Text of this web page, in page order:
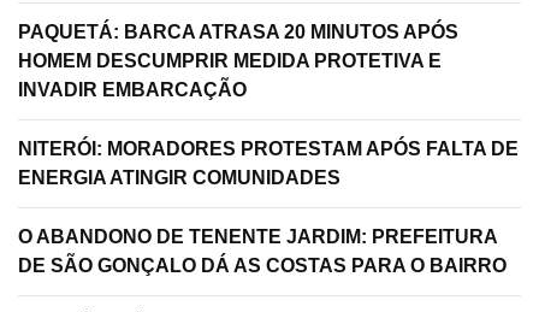
PAQUETÁ: BARCA ATRASA 20 MINUTOS APÓS
HOMEM DESCUMPRIR MEDIDA PROTETIVA E
INVADIR EMBARCAÇÃO
NITERÓI: MORADORES PROTESTAM APÓS FALTA DE
ENERGIA ATINGIR COMUNIDADES
O ABANDONO DE TENENTE JARDIM: PREFEITURA
DE SÃO GONÇALO DÁ AS COSTAS PARA O BAIRRO